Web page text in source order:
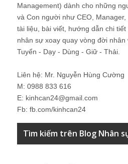
Management) dành cho những
và Con người như CEO,
tài liệu, bài viết, hướng dẫn chi
nhân sự xoay quay vòng đời nhân
Tuyển - Dạy - Dùng - Giữ - Thải.
Liên hệ: Mr. Nguyễn Hùng Cường
M: 0988 833 616
E: kinhcan24@gmail.com
Fb: fb.com/kinhcan24
Tìm kiếm trên Blog Nhân